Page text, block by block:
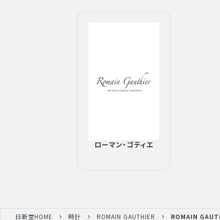
ローマン・ゴティエ
日新堂HOME 時計 ROMAIN GAUTHIER ROMAIN